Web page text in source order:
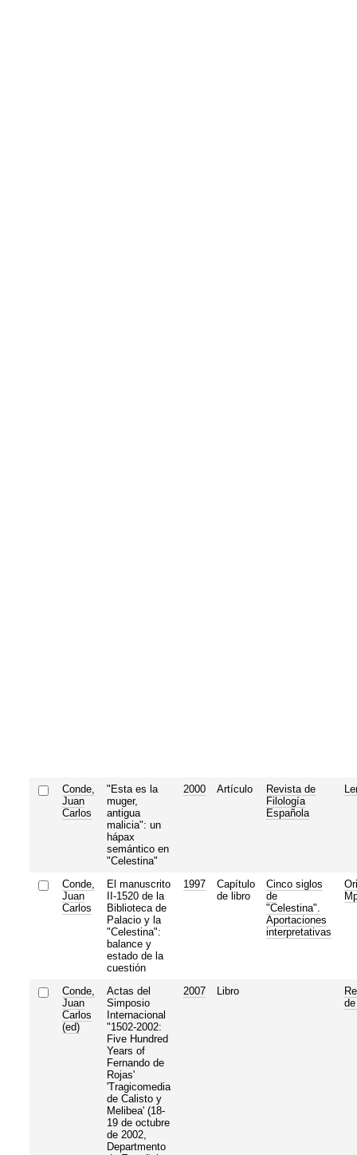
Conde,
Juan
Carlos
"Esta es la
muger,
antigua
malicia": un
hápax
semántico en
"Celestina"
2000 Artículo
Revista de
Filología
Española
Conde,
Juan
Carlos
El manuscrito
II-1520 de la
Biblioteca de
Palacio y la
"Celestina":
balance y
estado de la
cuestión
1997
Capítulo
de libro
Cinco siglos
de
"Celestina".
Aportaciones
interpretativas
Conde,
Juan
Carlos
(ed)
Actas del
Simposio
Internacional
"1502-2002:
Five Hundred
Years of
Fernando de
Rojas'
'Tragicomedia
de Calisto y
Melibea' (18-
19 de octubre
de 2002,
Departmento
2007 Libro